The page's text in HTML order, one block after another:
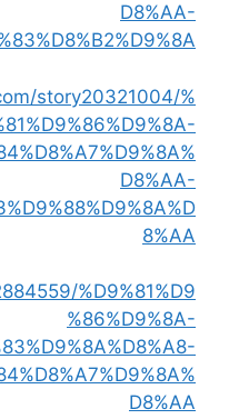
D8%AA-
story20321004/%
D8%AA-
8%AA
%D9%81%D9
%86%D9%8A-
D8%AA